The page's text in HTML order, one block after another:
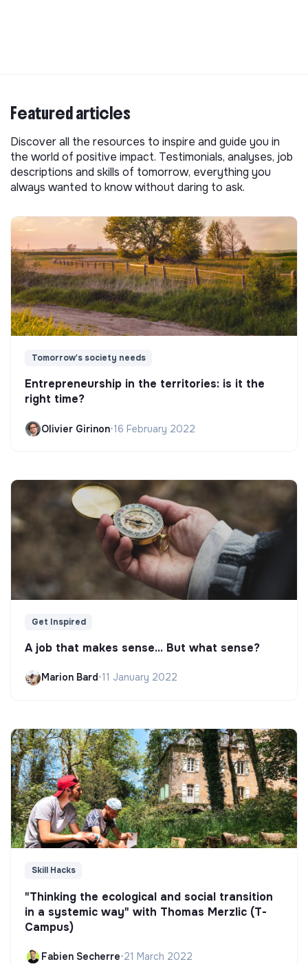
Featured articles
Discover all the resources to inspire and guide you in
the world of positive impact. Testimonials, analyses, job
descriptions and skills of tomorrow, everything you
always wanted to know without daring to ask.
Tomorrow's society needs
Entrepreneurship in the territories: is it the
right time?
Olivier Girinon•16 February 2022
Get Inspired
A job that makes sense... But what sense?
Marion Bard•11 January 2022
Skill Hacks
"Thinking the ecological and social transition
in a systemic way" with Thomas Merzlic (T-
Campus)
Fabien Secherre•21 March 2022